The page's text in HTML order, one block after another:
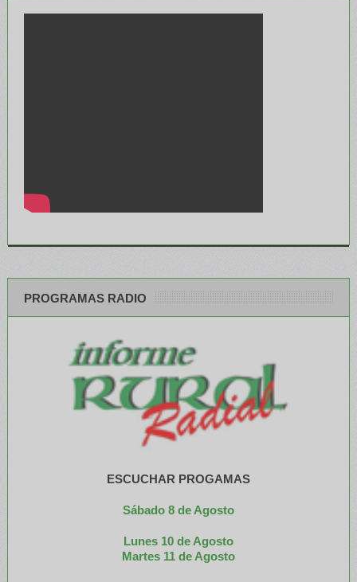
PROGRAMAS RADIO
ESCUCHAR PROGAMAS
Sábado 8 de Agosto
Lunes 10 de Agosto
Martes 11 de Agosto